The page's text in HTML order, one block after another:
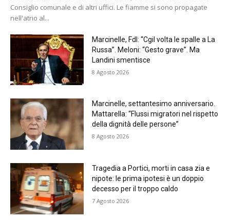
Consiglio comunale e di altri uffici. Le fiamme si sono propagate
nell'atrio al...
Marcinelle, FdI: “Cgil volta le spalle a La
Russa”. Meloni: “Gesto grave”. Ma
Landini smentisce
8 Agosto 2026
Marcinelle, settantesimo anniversario.
Mattarella: “Flussi migratori nel rispetto
della dignità delle persone”
8 Agosto 2026
Tragedia a Portici, morti in casa zia e
nipote: le prima ipotesi è un doppio
decesso per il troppo caldo
7 Agosto 2026